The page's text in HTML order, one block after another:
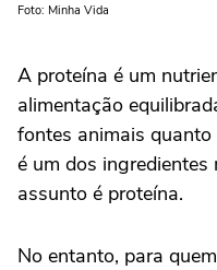
Foto: Minha Vida
A proteína é um
alimentação
fontes animais
é um dos
assunto é proteína.
No entanto, para